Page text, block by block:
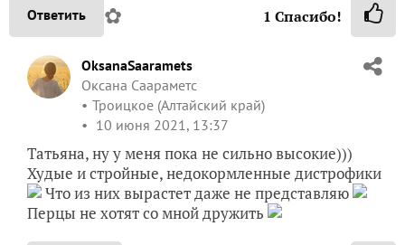
Ответить ✿ 1 Спасибо!
OksanaSaaramets
Оксана Саараметс
Троицкое (Алтайский край)
10 июня 2021, 13:37
Татьяна, ну у меня пока не сильно высокие)))
Худые и стройные, недокормленные дистрофики
Что из них вырастет даже не представляю
Перцы не хотят со мной дружить